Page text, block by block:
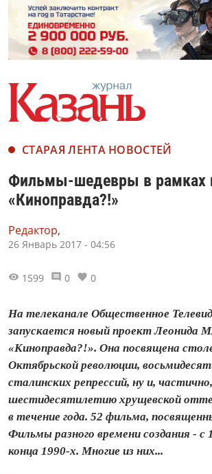
СТАРАЯ ЛЕНТА НОВОСТЕЙ
Фильмы-шедевры в рамках
«Киноправда?!»
Редактор,
26 Январь 2017 - 04:56
1599 0 0
На телеканале Общественное
запускается новый проект Леонида
«Киноправда?!». Она посвящена
Октябрьской революции,
сталинских репрессий, ну и, частично,
шестидесятилетию хрущевской
в течение года. 52 фильма,
Фильмы разного времени создания - с
конца 1990-х. Многие из них...